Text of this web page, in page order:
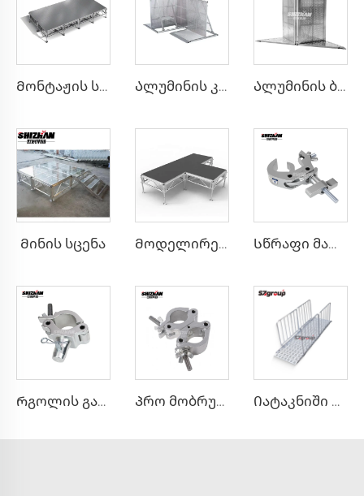
Მონტაჟის სცენა Ალუმინის კაბელური ბარიერი Ალუმინის ბარიერის კუთხე
Მინის სცენა Მოდელირების სცენა Სწრაფი მართვის ჩამქუჩი
Რგოლის გადამტარი Პრო მობრუნებელი მუხლი Იატაკნიში და სავარძლების რამპები